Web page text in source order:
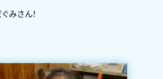
みさん！